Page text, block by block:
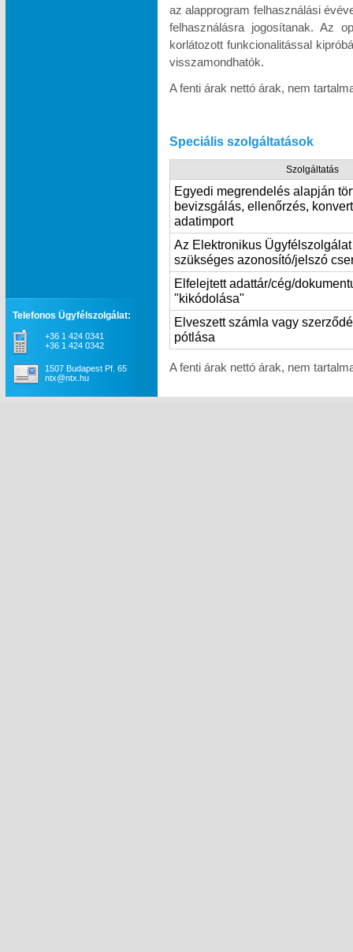
az alapprogram felhasználási
felhasználásra jogosítanak. Az
korlátozott funkcionalitással
visszamondhatók.
A fenti árak nettó árak, nem
Speciális szolgáltatások
Szolgáltatás
Egyedi megrendelés alapján
bevizsgálás, ellenőrzés,
adatimport
Az Elektronikus
szükséges azonosító/jelszó
Elfelejtett adattár/cég/
"kikódolása"
Elveszett számla vagy
pótlása
A fenti árak nettó árak, nem
Telefonos Ügyfélszolgálat:
+36 1 424 0341
+36 1 424 0342
1507 Budapest Pf. 65
ntx@ntx.hu